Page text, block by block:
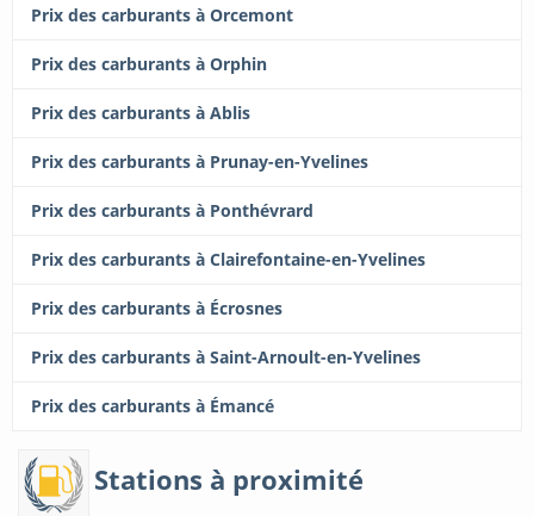
Prix des carburants à Orcemont
Prix des carburants à Orphin
Prix des carburants à Ablis
Prix des carburants à Prunay-en-Yvelines
Prix des carburants à Ponthévrard
Prix des carburants à Clairefontaine-en-Yvelines
Prix des carburants à Écrosnes
Prix des carburants à Saint-Arnoult-en-Yvelines
Prix des carburants à Émancé
Stations à proximité